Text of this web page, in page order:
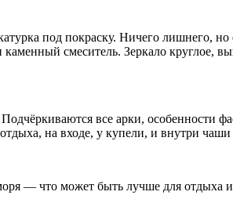
под покраску. Ничего лишнего, но
смеситель. Зеркало круглое,
все арки,
на входе, у купели, и внутри
— что может быть лучше для отдыха